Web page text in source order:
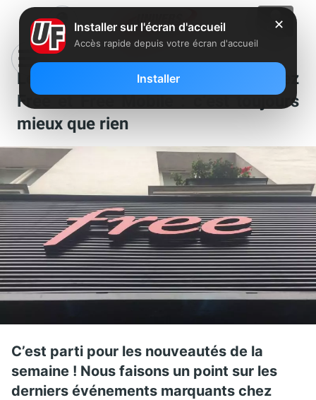
Les nouveautés de la semaine chez
Free et Free Mobile : c’est toujours
mieux que rien
C’est parti pour les nouveautés de la
semaine ! Nous faisons un point sur les
derniers événements marquants chez
✕
Installer sur l'écran d'accueil
Accès rapide depuis votre écran d'accueil
Installer